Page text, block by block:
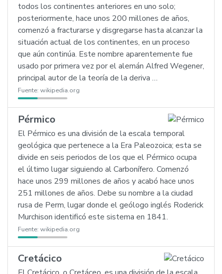
todos los continentes anteriores en uno solo;
posteriormente, hace unos 200 millones de años,
comenzó a fracturarse y disgregarse hasta alcanzar la
situación actual de los continentes, en un proceso
que aún continúa. Este nombre aparentemente fue
usado por primera vez por el alemán Alfred Wegener,
principal autor de la teoría de la deriva …
Fuente: wikipedia.org
Pérmico
El Pérmico es una división de la escala temporal
geológica que pertenece a la Era Paleozoica; esta se
divide en seis periodos de los que el Pérmico ocupa
el último lugar siguiendo al Carbonífero. Comenzó
hace unos 299 millones de años y acabó hace unos
251 millones de años. Debe su nombre a la ciudad
rusa de Perm, lugar donde el geólogo inglés Roderick
Murchison identificó este sistema en 1841.
Fuente: wikipedia.org
Cretácico